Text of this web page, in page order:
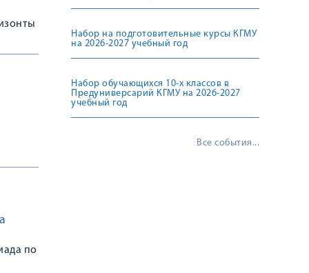
по
Набор на подготовительные курсы КГМУ
на 2026-2027 учебный год
Набор обучающихся 10-х классов в
Предуниверсарий КГМУ на 2026-2027
учебный год
Все события...